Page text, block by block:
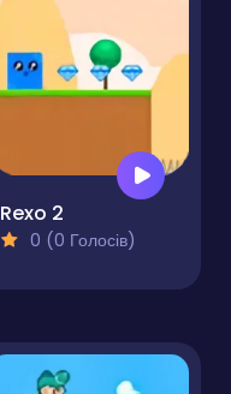
Rexo 2
0 (0 Голосів)